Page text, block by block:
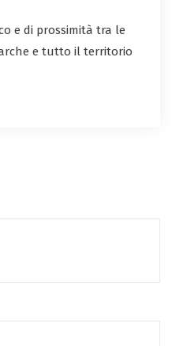
e di prossimità tra le
e tutto il territorio